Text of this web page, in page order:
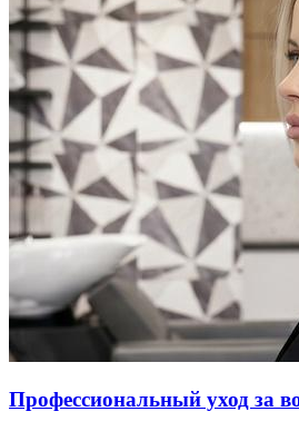
Профессиональный уход за